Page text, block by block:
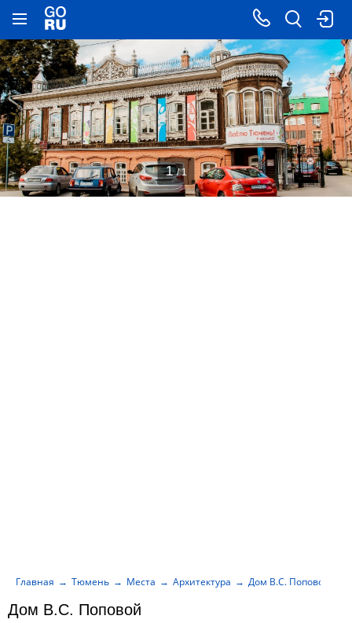
Дом В.С. Поповой
Главная Тюмень Места Архитектура Дом В.С. Поповой
1 / 1